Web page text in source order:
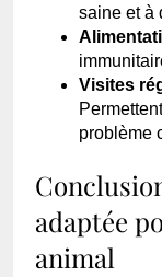
saine et à
Visites
problème
adaptée
animal